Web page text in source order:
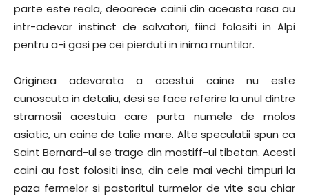
parte este reala, deoarece cainii din aceasta rasa au
intr-adevar instinct de salvatori, fiind folositi in Alpi
pentru a-i gasi pe cei pierduti in inima muntilor.
Originea adevarata a acestui caine nu este
cunoscuta in detaliu, desi se face referire la unul dintre
stramosii acestuia care purta numele de molos
asiatic, un caine de talie mare. Alte speculatii spun ca
Saint Bernard-ul se trage din mastiff-ul tibetan. Acesti
caini au fost folositi insa, din cele mai vechi timpuri la
paza fermelor si pastoritul turmelor de vite sau chiar